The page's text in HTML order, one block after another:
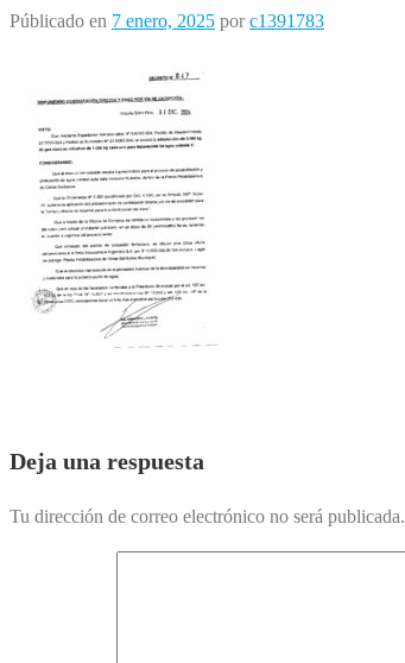
Públicado en 7 enero, 2025 porc1391783
Deja una respuesta
Tu dirección de correo electrónico no será publicada.